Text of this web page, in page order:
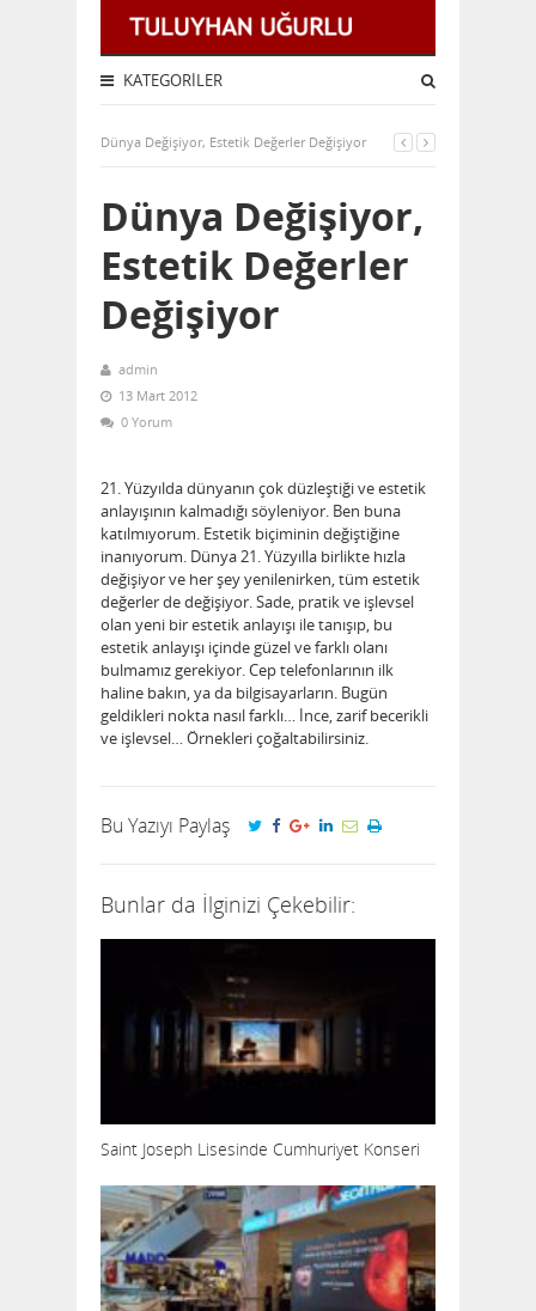
KATEGORILER
Dünya Değişiyor, Estetik Değerler Değişiyor
Dünya Değişiyor,
Estetik Değerler
Değişiyor
admin
13 Mart 2012
0 Yorum
21. Yüzyılda dünyanın çok düzleştiği ve estetik
anlayışının kalmadığı söyleniyor. Ben buna
katılmıyorum. Estetik biçiminin değiştiğine
inanıyorum. Dünya 21. Yüzyılla birlikte hızla
değişiyor ve her şey yenilenirken, tüm estetik
değerler de değişiyor. Sade, pratik ve işlevsel
olan yeni bir estetik anlayışı ile tanışıp, bu
estetik anlayışı içinde güzel ve farklı olanı
bulmamız gerekiyor. Cep telefonlarının ilk
haline bakın, ya da bilgisayarların. Bugün
geldikleri nokta nasıl farklı… İnce, zarif becerikli
ve işlevsel… Örnekleri çoğaltabilirsiniz.
Bu Yazıyı Paylaş
Bunlar da İlginizi Çekebilir:
Saint Joseph Lisesinde Cumhuriyet Konseri